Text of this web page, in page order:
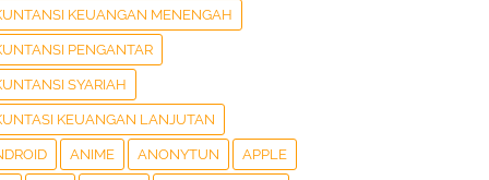
KEUANGAN MENENGAH
PENGANTAR
SYARIAH
KEUANGAN LANJUTAN
ANIME ANONYTUN APPLE